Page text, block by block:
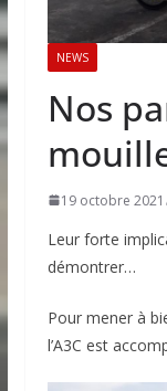
NEWS
Nos
19 octobre 2021
Leur forte
démontrer…
Pour mener à
l’A3C est